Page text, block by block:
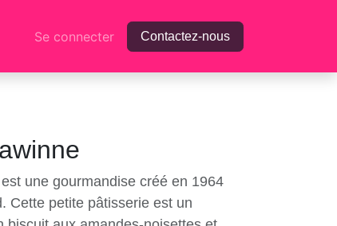
Se connecter Contactez-nous
est une gourmandise créé en
Allard. Cette petite pâtisserie